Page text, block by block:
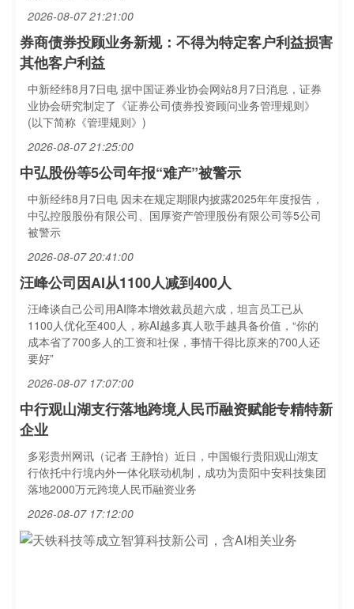
2026-08-07 21:21:00
券商债券投顾业务新规：不得为特定客户利益损害
其他客户利益
中新经纬8月7日电 据中国证券业协会网站8月7日消息，证券
业协会研究制定了《证券公司债券投资顾问业务管理规则》
(以下简称《管理规则》)
2026-08-07 21:25:00
中弘股份等5公司年报“难产”被警示
中新经纬8月7日电 因未在规定期限内披露2025年年度报告，
中弘控股股份有限公司、国厚资产管理股份有限公司等5公司
被警示
2026-08-07 20:41:00
汪峰公司因AI从1100人减到400人
汪峰谈自己公司用AI降本增效裁员超六成，坦言员工已从
1100人优化至400人，称AI越多真人歌手越具备价值，“你的
成本省了700多人的工资和社保，事情干得比原来的700人还
要好”
2026-08-07 17:07:00
中行观山湖支行落地跨境人民币融资赋能专精特新
企业
多彩贵州网讯（记者 王静怡）近日，中国银行贵阳观山湖支
行依托中行境内外一体化联动机制，成功为贵阳中安科技集团
落地2000万元跨境人民币融资业务
2026-08-07 17:12:00